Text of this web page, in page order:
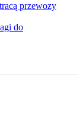
przewozy
do